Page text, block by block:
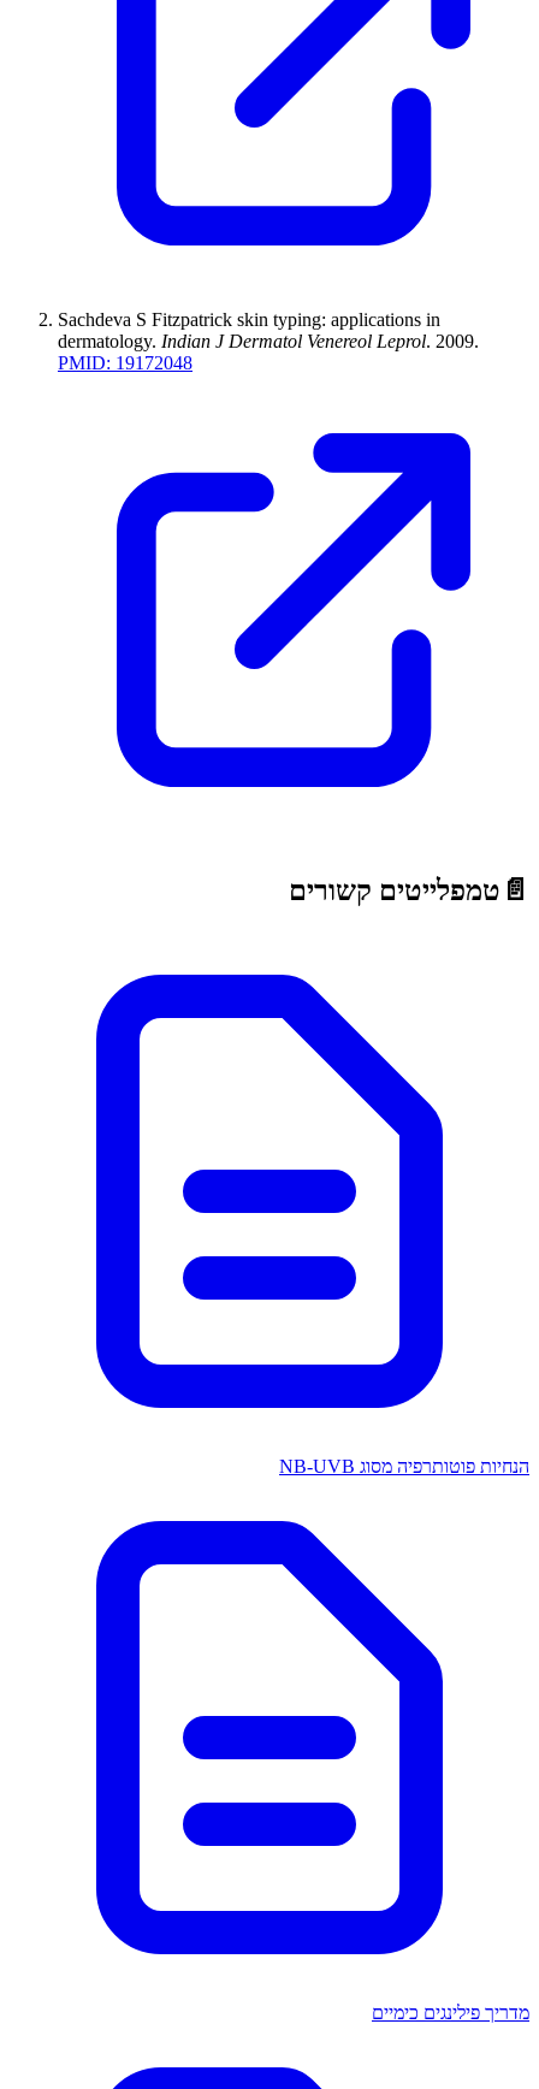
Sachdeva S Fitzpatrick skin typing: applications in
dermatology. Indian J Dermatol Venereol Leprol. 2009.
PMID: 19172048
📄 טמפלייטים קשורים
הנחיות פוטותרפיה מסוג NB-UVB
מדריך פילינגים כימיים